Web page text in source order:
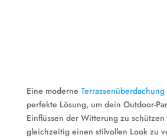
Eine moderne Terrassenüberdachung
perfekte Lösung, um dein Outdoor-
Einflüssen der Witterung zu
gleichzeitig einen stilvollen Look zu